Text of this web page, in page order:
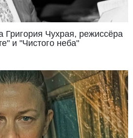
Григория Чухрая, режиссёра
и "Чистого неба"